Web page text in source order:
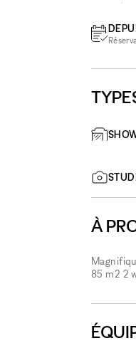
À
85 m2 2